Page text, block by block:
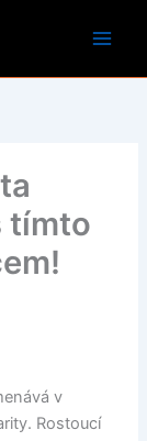
tímto
v
Rostoucí